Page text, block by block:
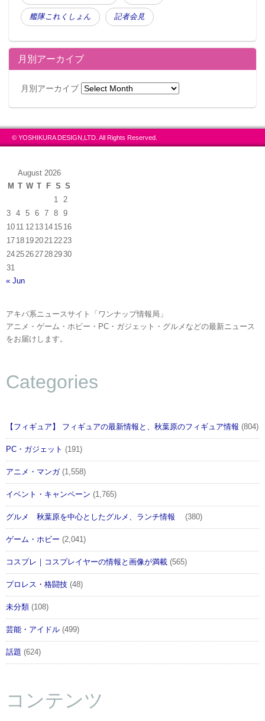
艦隊これくしょん 記者会見
月別アーカイブ
月別アーカイブ
© YOSHIKURA DESIGN,LTD. All Rights Reserved.
August 2026
M T W T F S S
1
2
3
4 5 6 7 8
9
10 11 12 13 14 15 16
17 18 19 20 21 22 23
24 25 26 27 28 2930
31
« Jun
アキバ系ニュースサイト「ワンナップ情報局」
アニメ・ゲーム・ホビー・PC・ガジェット・グルメなどの最新ニュース
をお届けします。
Categories
【フィギュア】 フィギュアの最新情報と、秋葉原のフィギュア情報 (804)
PC・ガジェット (191)
アニメ・マンガ(1,558)
イベント・キャンペーン (1,765)
グルメ 秋葉原を中心としたグルメ、ランチ情報 (380)
ゲーム・ホビー (2,041)
コスプレ｜コスプレイヤーの情報と画像が満載 (565)
プロレス・格闘技 (48)
未分類 (108)
芸能・アイドル (499)
話題 (624)
コンテンツ